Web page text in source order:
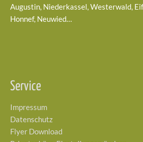
Augustin, Niederkassel, Westerwald,
Honnef, Neuwied…
Service
Impressum
Datenschutz
Flyer Download